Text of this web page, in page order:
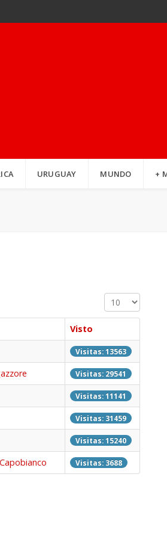
URUGUAY MUNDO +
Cantidad a
Visto
Visitas: 13563
Visitas: 29541
Visitas: 11141
Visitas: 31459
Visitas: 15240
Visitas: 3688